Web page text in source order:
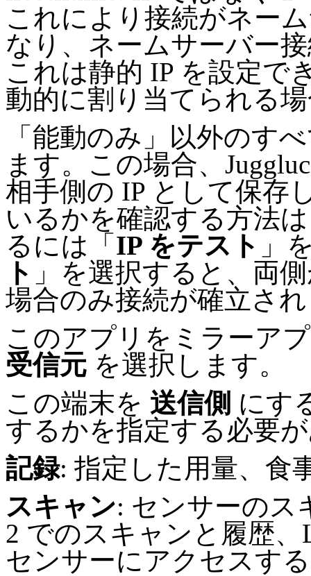
これにより接続がネー
なり、ネームサーバー
これは静的 IP を設定で
動的に割り当てられる
「能動のみ」以外のす
ます。この場合、
相手側の IP として保存
いるかを確認する方法
るには「 IP をテスト 」
ト 」を選択すると、両
場合のみ接続が確立さ
このアプリをミラーア
受信元 を選択します。
この端末を 送信側 にす
するかを指定する必要
記録: 指定した用量、食
スキャン: センサーのス
2 でのスキャンと履歴、
センサーにアクセスす